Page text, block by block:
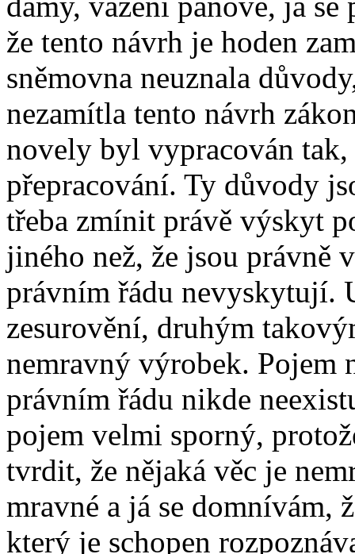
že tento návrh je hoden
sněmovna neuznala
nezamítla tento návrh
novely byl vypracován
přepracování. Ty důvody
třeba zmínit právě výskyt
jiného než, že jsou právně
právním řádu nevyskytují.
zesurovění, druhým
nemravný výrobek. Pojem
právním řádu nikde
pojem velmi sporný,
tvrdit, že nějaká věc je
mravné a já se domnívám,
který je schopen